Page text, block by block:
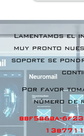
Lamentamos el
muy pronto
soporte se
Por favor
número de
bbf5b6ba-